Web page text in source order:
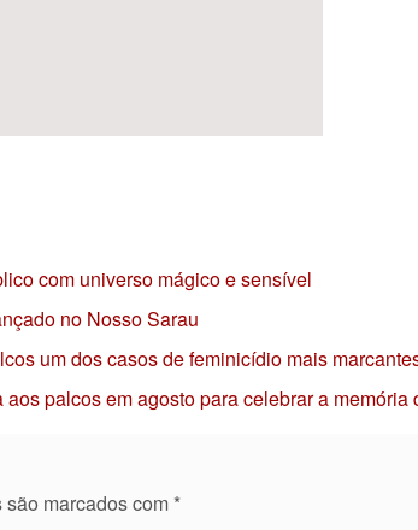
com universo mágico e sensível
no Nosso Sarau
um dos casos de feminicídio mais
palcos em agosto para celebrar a
marcados com *